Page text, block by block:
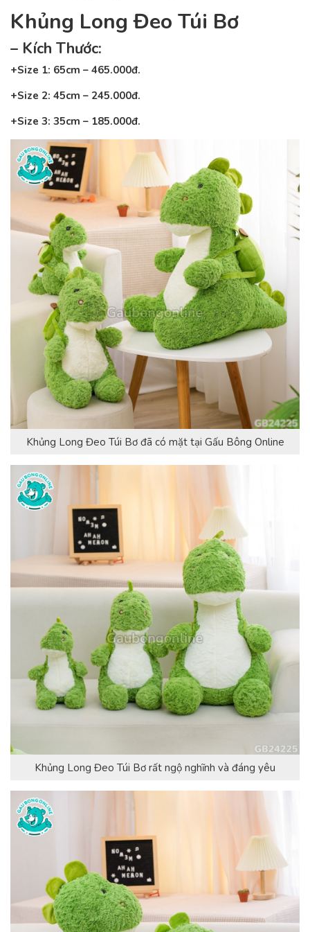
Khủng Long Đeo Túi Bơ
– Kích Thước:
+Size 1: 65cm – 465.000đ.
+Size 2: 45cm – 245.000đ.
+Size 3: 35cm – 185.000đ.
Khủng Long Đeo Túi Bơ đã có mặt tại Gấu Bông Online
Khủng Long Đeo Túi Bơ rất ngộ nghĩnh và đáng yêu